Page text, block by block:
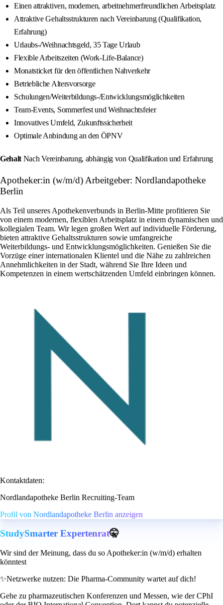
Einen attraktiven, modernen, arbeitnehmerfreundlichen Arbeitsplatz
Attraktive Gehaltsstrukturen nach Vereinbarung (Qualifikation,
Erfahrung)
Urlaubs-/Weihnachtsgeld, 35 Tage Urlaub
Flexible Arbeitszeiten (Work-Life-Balance)
Monatsticket für den öffentlichen Nahverkehr
Betriebliche Altersvorsorge
Schulungen/Weiterbildungs-/Entwicklungsmöglichkeiten
Team-Events, Sommerfest und Weihnachtsfeier
Innovatives Umfeld, Zukunftssicherheit
Optimale Anbindung an den ÖPNV
Gehalt Nach Vereinbarung, abhängig von Qualifikation und Erfahrung
Apotheker:in (w/m/d) Arbeitgeber: Nordlandapotheke
Berlin
Als Teil unseres Apothekenverbunds in Berlin-Mitte profitieren Sie
von einem modernen, flexiblen Arbeitsplatz in einem dynamischen und
kollegialen Team. Wir legen großen Wert auf individuelle Förderung,
bieten attraktive Gehaltsstrukturen sowie umfangreiche
Weiterbildungs- und Entwicklungsmöglichkeiten. Genießen Sie die
Vorzüge einer internationalen Klientel und die Nähe zu zahlreichen
Annehmlichkeiten in der Stadt, während Sie Ihre Ideen und
Kompetenzen in einem wertschätzenden Umfeld einbringen können.
Kontaktdaten:
Nordlandapotheke Berlin Recruiting-Team
Profil von Nordlandapotheke Berlin anzeigen
StudySmarter Expertenrat🤫
Wir sind der Meinung, dass du so Apotheker:in (w/m/d) erhalten
könntest
✨Netzwerke nutzen: Die Pharma-Community wartet auf dich!
Gehe zu pharmazeutischen Konferenzen und Messen, wie der CPhI